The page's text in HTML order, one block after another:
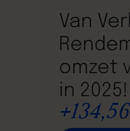
Van
omzet
in 2025!